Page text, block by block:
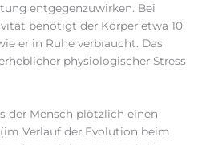
entgegenzuwirken. Bei
benötigt der Körper etwa 10
er in Ruhe verbraucht. Das
physiologischer Stress
der Mensch plötzlich einen
Verlauf der Evolution beim